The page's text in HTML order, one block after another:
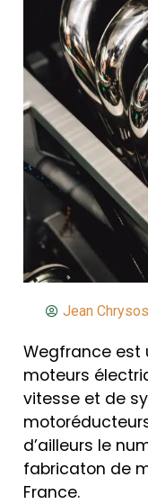
Jean
Wegfrance est
moteurs
vitesse et de
d’ailleurs le
fabricaton de
France.